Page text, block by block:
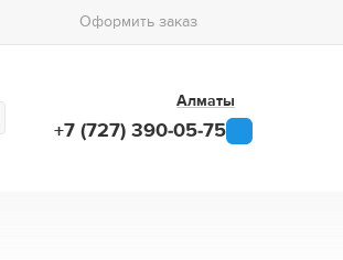
Оформить заказ
Алматы
+7 (727) 390-05-75